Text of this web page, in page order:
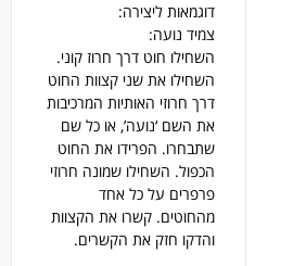
דוגמאות ליצירה:
צמיד נועה:
השחילו חוט דרך חרוז קוני.
השחילו את שני קצוות החוט
דרך חרוזי האותיות המרכיבות
את השם ‘נועה’, או כל שם
שתבחרו. הפרידו את החוט
הכפול. השחילו שמונה חרוזי
פרפרים על כל אחד
מהחוטים. קשרו את הקצוות
והדקו חזק את הקשרים.